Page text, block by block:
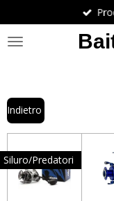
al
contenuto
Indietro
Siluro/Predatori